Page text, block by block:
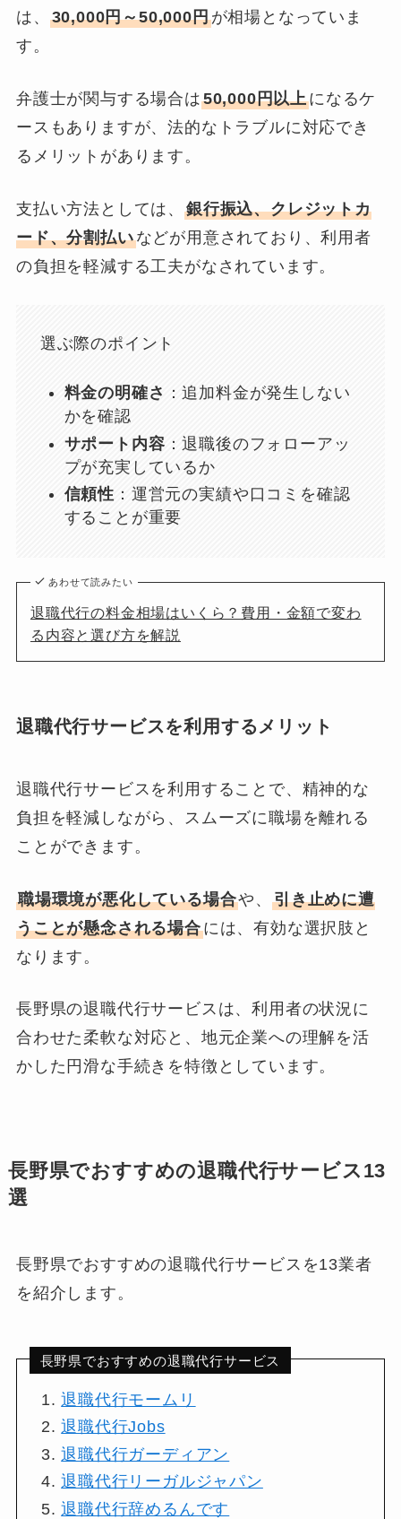
は、 30,000円～50,000円が相場となっていま
す。
弁護士が関与する場合は50,000円以上になるケ
ースもありますが、法的なトラブルに対応でき
るメリットがあります。
支払い方法としては、 銀行振込、クレジットカ
ード、分割払いなどが用意されており、利用者
の負担を軽減する工夫がなされています。
選ぶ際のポイント
料金の明確さ ：追加料金が発生しない
かを確認
サポート内容 ：退職後のフォローアッ
プが充実しているか
信頼性 ：運営元の実績や口コミを確認
することが重要
あわせて読みたい
退職代行の料金相場はいくら？費用・金額で変わ
る内容と選び方を解説
退職代行サービスを利用するメリット
退職代行サービスを利用することで、精神的な
負担を軽減しながら、スムーズに職場を離れる
ことができます。
職場環境が悪化している場合や、引き止めに遭
うことが懸念される場合には、有効な選択肢と
なります。
長野県の退職代行サービスは、利用者の状況に
合わせた柔軟な対応と、地元企業への理解を活
かした円滑な手続きを特徴としています。
長野県でおすすめの退職代行サービス13
選
長野県でおすすめの退職代行サービスを13業者
を紹介します。
長野県でおすすめの退職代行サービス
退職代行モームリ
退職代行Jobs
退職代行ガーディアン
退職代行リーガルジャパン
退職代行辞めるんです